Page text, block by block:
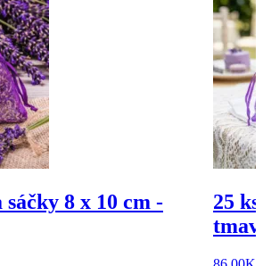
sáčky 8 x 10 cm -
25